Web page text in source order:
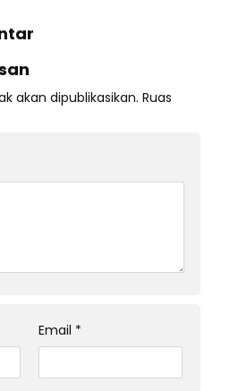
akan dipublikasikan. Ruas
Email *